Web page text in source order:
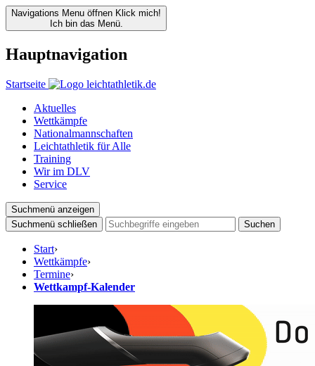
Navigations Menu öffnen Klick mich!
Ich bin das Menü.
Hauptnavigation
Startseite
Aktuelles
Wettkämpfe
Nationalmannschaften
Leichtathletik für Alle
Training
Wir im DLV
Service
Suchmenü anzeigen
Suchmenü schließen
Suchen
Start›
Wettkämpfe›
Termine›
Wettkampf-Kalender